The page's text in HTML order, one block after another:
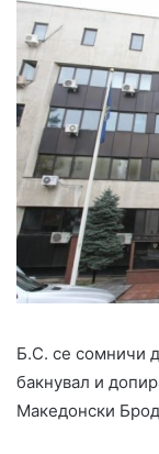
Б.С. се сомничи
бакнувал и
Македонски